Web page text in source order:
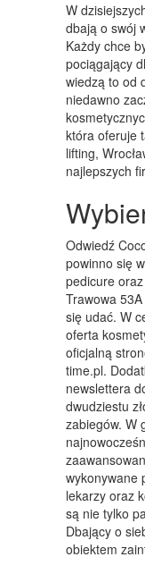
W
dbają o swój
Każdy chce
pociągający
wiedzą to od
niedawno
która oferuje
lifting,
najlepszych
Odwiedź
powinno się
pedicure
Trawowa
się udać. W
oferta
oficjalną
time.pl.
newslettera
dwudziestu
zabiegów. W
wykonywane
lekarzy oraz
są nie tylko
Dbający o
obiektem